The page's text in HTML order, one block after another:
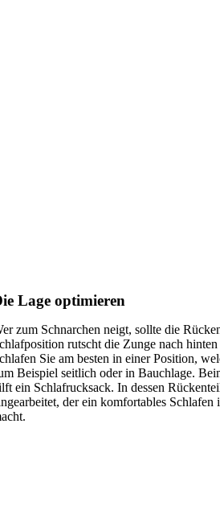
Lage optimieren
zum Schnarchen neigt, sollte die
rutscht die Zunge nach
Sie am besten in einer Position,
Beispiel seitlich oder in Bauchlage.
ein Schlafrucksack. In dessen
der ein komfortables